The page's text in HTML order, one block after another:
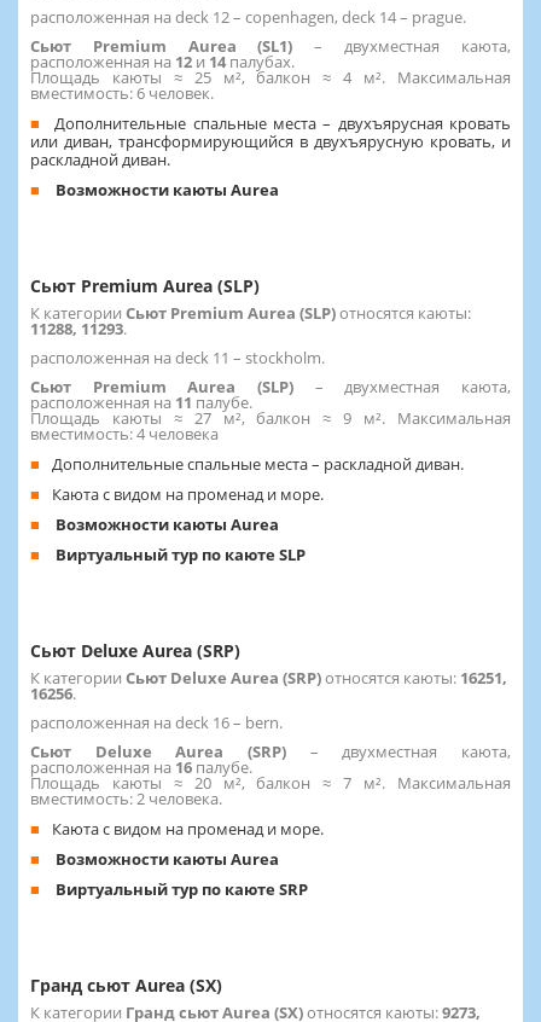
расположенная на deck 12 – copenhagen, deck 14 – prague.
Сьют Premium Aurea (SL1) – двухместная каюта,
расположенная на 12 и 14палубах.
Площадь каюты ≈ 25 м², балкон ≈ 4 м². Максимальная
вместимость: 6 человек.
Дополнительные спальные места – двухъярусная кровать
или диван, трансформирующийся в двухъярусную кровать, и
раскладной диван.
Возможности каюты Aurea
Сьют Premium Aurea (SLP)
К категории Сьют Premium Aurea (SLP)относятся каюты:
11288, 11293.
расположенная на deck 11 – stockholm.
Сьют Premium Aurea (SLP) – двухместная каюта,
расположенная на 11 палубе.
Площадь каюты ≈ 27 м², балкон ≈ 9 м². Максимальная
вместимость: 4 человека
Дополнительные спальные места – раскладной диван.
Каюта с видом на променад и море.
Возможности каюты Aurea
Виртуальный тур по каюте SLP
Сьют Deluxe Aurea (SRP)
К категории Сьют Deluxe Aurea (SRP)относятся каюты: 16251,
16256.
расположенная на deck 16 – bern.
Сьют Deluxe Aurea (SRP) – двухместная каюта,
расположенная на 16 палубе.
Площадь каюты ≈ 20 м², балкон ≈ 7 м². Максимальная
вместимость: 2 человека.
Каюта с видом на променад и море.
Возможности каюты Aurea
Виртуальный тур по каюте SRP
Гранд сьют Aurea (SX)
К категории Гранд сьют Aurea (SX)относятся каюты:9273,